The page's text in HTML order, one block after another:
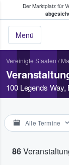
Der Marktplatz für
Menü
Tickets
Vereinigte Staaten /
100 Legends
Alle Termine
86